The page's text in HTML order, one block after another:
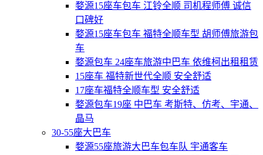
婺源15座车包车 江铃全顺 司机程师傅 诚信
口碑好
婺源15座车包车 福特全顺车型 胡师傅旅游包
车
婺源包车 24座车旅游中巴车 依维柯出租租赁
15座车 福特新世代全顺 安全舒适
17座车福特全顺车型 安全舒适
婺源包车19座 中巴车 考斯特、仿考、宇通、
晶马
30-55座大巴车
婺源55座旅游大巴车包车队 宇通客车